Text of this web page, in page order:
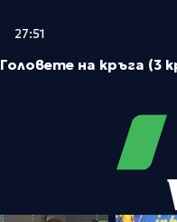
27:51
Головете на кръга (3